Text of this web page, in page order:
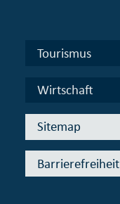
Tourismus
Wirtschaft
Sitemap
Barrierefreiheit